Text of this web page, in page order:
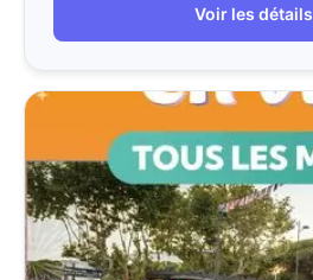
Voir les détails